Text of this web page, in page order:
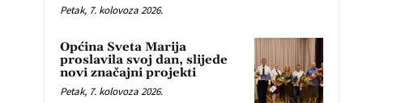
Petak, 7. kolovoza 2026.
Općina Sveta Marija
proslavila svoj dan, slijede
novi značajni projekti
Petak, 7. kolovoza 2026.